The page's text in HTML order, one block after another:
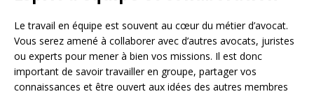
Le travail en équipe est souvent au cœur du métier d’avocat.
Vous serez amené à collaborer avec d’autres avocats, juristes
ou experts pour mener à bien vos missions. Il est donc
important de savoir travailler en groupe, partager vos
connaissances et être ouvert aux idées des autres membres